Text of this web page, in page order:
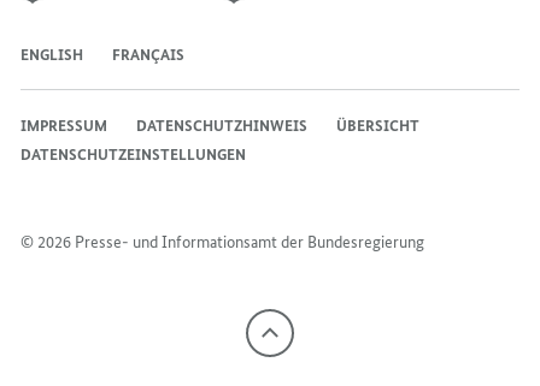
ENGLISH FRANÇAIS
© 2026 Presse- und Informationsamt der Bundesregierung
IMPRESSUM DATENSCHUTZHINWEIS
ÜBERSICHT
DATENSCHUTZEINSTELLUNGEN
Nach
oben